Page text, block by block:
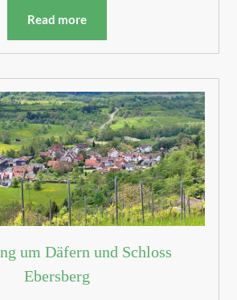
Read more
um Däfern und Schloss
Ebersberg